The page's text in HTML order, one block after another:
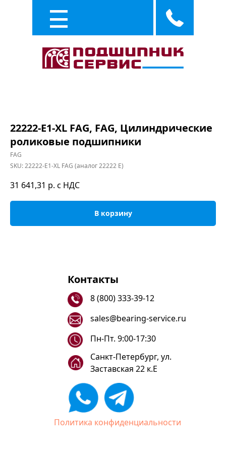
22222-E1-XL FAG, FAG, Цилиндрические
роликовые подшипники
FAG
SKU:22222-E1-XL FAG (аналог 22222 E)
31 641,31 р. с НДС
В корзину
Контакты
8 (800) 333-39-12
sales@bearing-service.ru
Санкт-Петербург, ул.
Заставская 22 к.Е
Пн-Пт. 9:00-17:30
Политика конфиденциальности